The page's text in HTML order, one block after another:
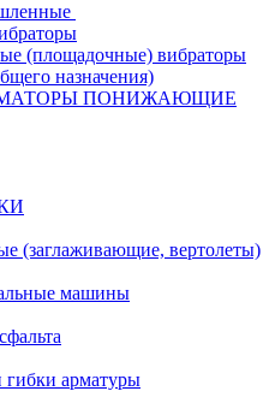
(площадочные) вибраторы
назначения)
ПОНИЖАЮЩИЕ
(заглаживающие, вертолеты)
машины
гибки арматуры